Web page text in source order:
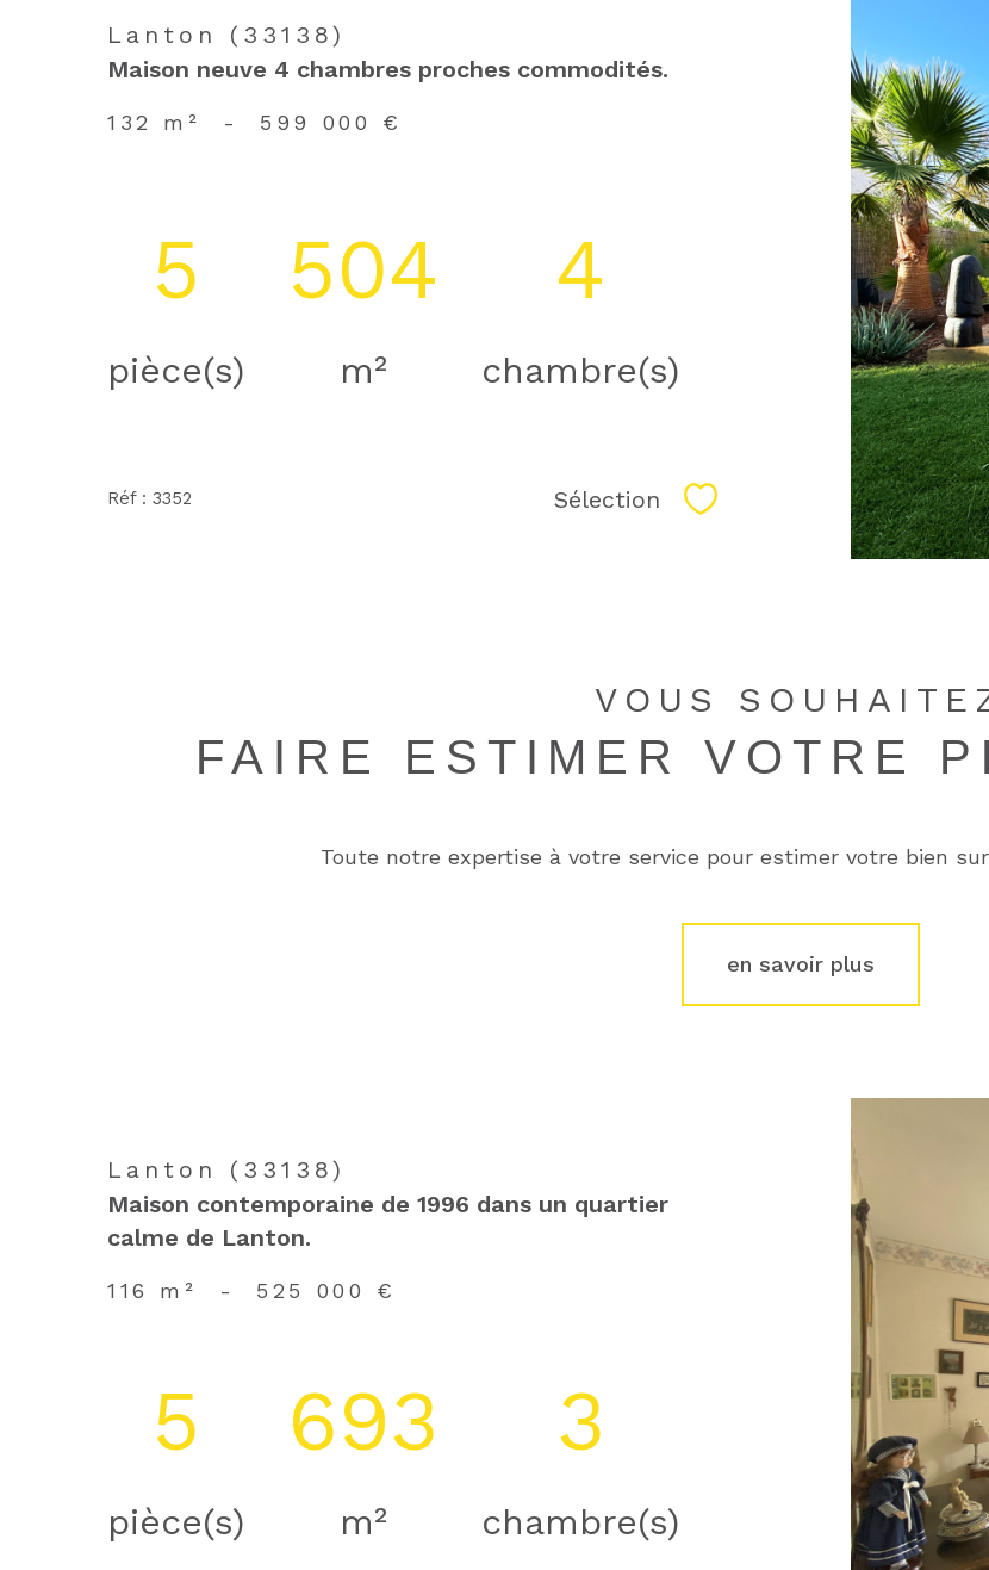
Lanton (33138)
Maison neuve 4 chambres proches commodités.
132 m² - 599 000 €
5
pièce(s)
504
m²
4
chambre(s)
Réf : 3352 Sélection Sélectionner
VOUS
FAIRE ESTIMER VOTRE
Toute notre expertise à votre service pour estimer votre bien
en savoir plus
Lanton (33138)
Maison contemporaine de 1996 dans un quartier
calme de Lanton.
116 m² - 525 000 €
5
pièce(s)
693
m²
3
chambre(s)